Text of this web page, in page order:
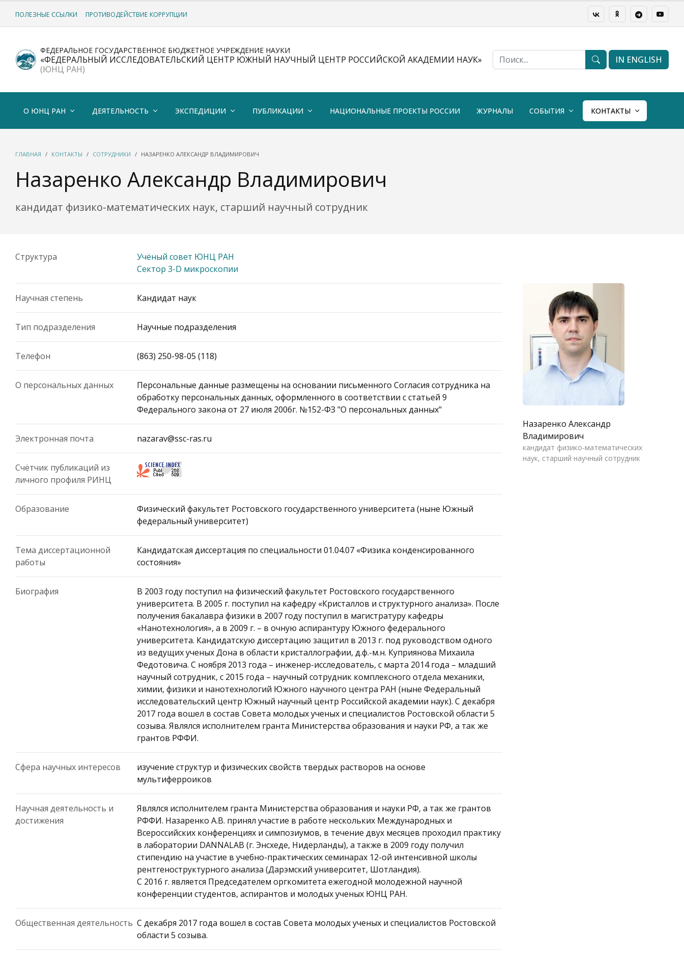
ПОЛЕЗНЫЕ ССЫЛКИ ПРОТИВОДЕЙСТВИЕ КОРРУПЦИИ
ФЕДЕРАЛЬНОЕ ГОСУДАРСТВЕННОЕ БЮДЖЕТНОЕ УЧРЕЖДЕНИЕ НАУКИ
«ФЕДЕРАЛЬНЫЙ ИССЛЕДОВАТЕЛЬСКИЙ ЦЕНТР ЮЖНЫЙ НАУЧНЫЙ ЦЕНТР РОССИЙСКОЙ АКАДЕМИИ НАУК»
(ЮНЦ РАН)
IN ENGLISH
О ЮНЦ РАН ДЕЯТЕЛЬНОСТЬ ЭКСПЕДИЦИИ ПУБЛИКАЦИИ НАЦИОНАЛЬНЫЕ ПРОЕКТЫ РОССИИ ЖУРНАЛЫ СОБЫТИЯ КОНТАКТЫ
ГЛАВНАЯ КОНТАКТЫ СОТРУДНИКИ НАЗАРЕНКО АЛЕКСАНДР ВЛАДИМИРОВИЧ
Назаренко Александр Владимирович
кандидат физико-математических наук, старший научный сотрудник
Структура
Учёный совет ЮНЦ РАН
Сектор 3-D микроскопии
Научная степень Кандидат наук
Тип подразделения Научные подразделения
Телефон (863) 250-98-05 (118)
О персональных данных
Персональные данные размещены на основании письменного Согласия сотрудника на
обработку персональных данных, оформленного в соответствии с статьей 9
Федерального закона от 27 июля 2006г. №152-ФЗ "О персональных данных"
Электронная почта nazarav@ssc-ras.ru
Счётчик публикаций из
личного профиля РИНЦ
Образование
Физический факультет Ростовского государственного университета (ныне Южный
федеральный университет)
Тема диссертационной
работы
Кандидатская диссертация по специальности 01.04.07 «Физика конденсированного
состояния»
Биография
В 2003 году поступил на физический факультет Ростовского государственного
университета. В 2005 г. поступил на кафедру «Кристаллов и структурного анализа». После
получения бакалавра физики в 2007 году поступил в магистратуру кафедры
«Нанотехнология», а в 2009 г. – в очную аспирантуру Южного федерального
университета. Кандидатскую диссертацию защитил в 2013 г. под руководством одного
из ведущих ученых Дона в области кристаллографии, д.ф.-м.н. Куприянова Михаила
Федотовича. С ноября 2013 года – инженер-исследователь, с марта 2014 года – младший
научный сотрудник, с 2015 года – научный сотрудник комплексного отдела механики,
химии, физики и нанотехнологий Южного научного центра РАН (ныне Федеральный
исследовательский центр Южный научный центр Российской академии наук). С декабря
2017 года вошел в состав Совета молодых ученых и специалистов Ростовской области 5
созыва. Являлся исполнителем гранта Министерства образования и науки РФ, а так же
грантов РФФИ.
Сфера научных интересов
изучение структур и физических свойств твердых растворов на основе
мультиферроиков
Научная деятельность и
достижения
Являлся исполнителем гранта Министерства образования и науки РФ, а так же грантов
РФФИ. Назаренко А.В. принял участие в работе нескольких Международных и
Всероссийских конференциях и симпозиумов, в течение двух месяцев проходил практику
в лаборатории DANNALAB (г. Энсхеде, Нидерланды), а также в 2009 году получил
стипендию на участие в учебно-практических семинарах 12-ой интенсивной школы
рентгеноструктурного анализа (Дарэмский университет, Шотландия).
С 2016 г. является Председателем оргкомитета ежегодной молодежной научной
конференции студентов, аспирантов и молодых ученых ЮНЦ РАН.
Общественная деятельность С декабря 2017 года вошел в состав Совета молодых ученых и специалистов Ростовской
области 5 созыва.
Назаренко Александр
Владимирович
кандидат физико-математических
наук, старший научный сотрудник